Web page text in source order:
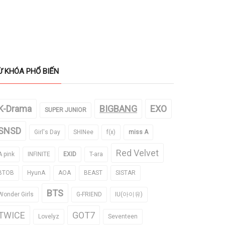
KHÓA PHỔ BIẾN
Drama SUPER JUNIOR BIGBANG EXO
Girl's Day SHINee f(x) miss A
pink INFINITE EXID T-ara Red Velvet
HyunA AOA BEAST SISTAR
Girls BTS G-FRIEND IU(아이유)
Lovelyz GOT7 Seventeen